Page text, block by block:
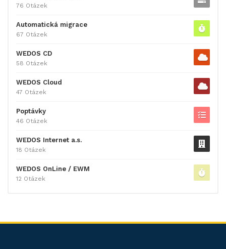
76 Otázek
Automatická migrace
67 Otázek
WEDOS CD
58 Otázek
WEDOS Cloud
47 Otázek
Poptávky
46 Otázek
WEDOS Internet a.s.
18 Otázek
WEDOS OnLine / EWM
12 Otázek